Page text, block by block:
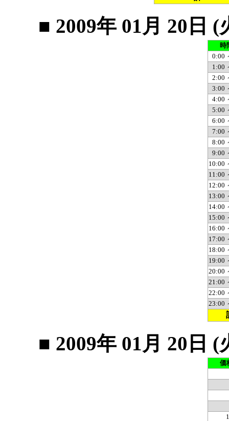
■ 2009年 01月 20日
時
0:00
1:00
2:00
3:00
4:00
5:00
6:00
7:00
8:00
9:00
10:00
11:00
12:00
13:00
14:00
15:00
16:00
17:00
18:00
19:00
20:00
21:00
22:00
23:00
■ 2009年 01月 20日
価